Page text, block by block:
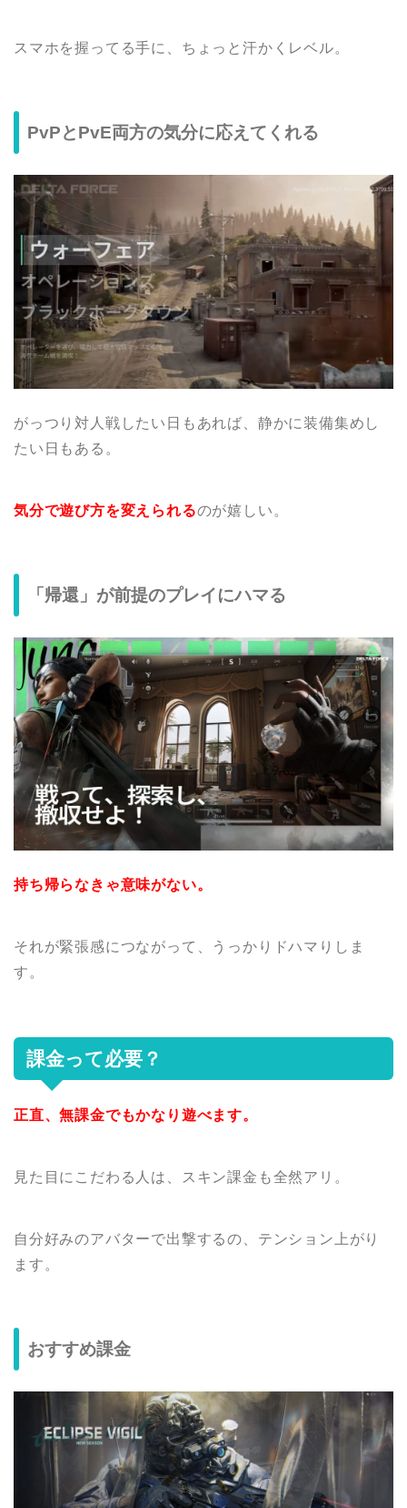
スマホを握ってる手に、ちょっと汗かくレベル。
PvPとPvE両方の気分に応えてくれる
がっつり対人戦したい日もあれば、静かに装備集めし
たい日もある。
気分で遊び方を変えられるのが嬉しい。
「帰還」が前提のプレイにハマる
持ち帰らなきゃ意味がない。
それが緊張感につながって、うっかりドハマりしま
す。
課金って必要？
正直、無課金でもかなり遊べます。
見た目にこだわる人は、スキン課金も全然アリ。
自分好みのアバターで出撃するの、テンション上がり
ます。
おすすめ課金